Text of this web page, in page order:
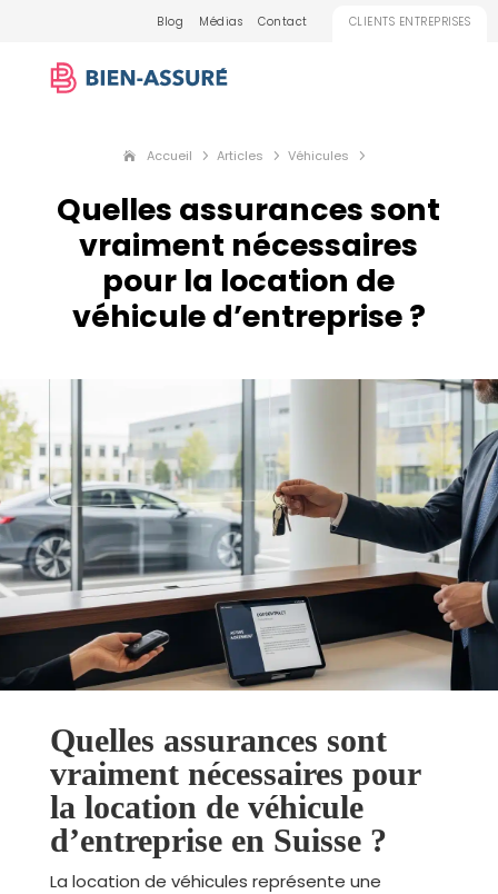
Blog Médias Contact CLIENTS ENTREPRISES
Accueil 5 Articles 5 Véhicules 5
Quelles assurances sont
vraiment nécessaires
pour la location de
véhicule d’entreprise ?
Quelles assurances sont
vraiment nécessaires pour
la location de véhicule
d’entreprise en Suisse ?
La location de véhicules représente une